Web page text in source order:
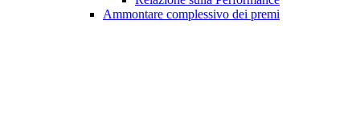
Ammontare complessivo dei premi